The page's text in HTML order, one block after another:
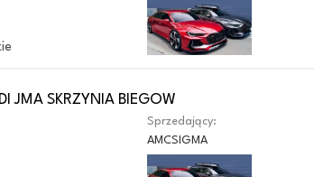
JMA SKRZYNIA BIEGOW
Sprzedający:
AMCSIGMA